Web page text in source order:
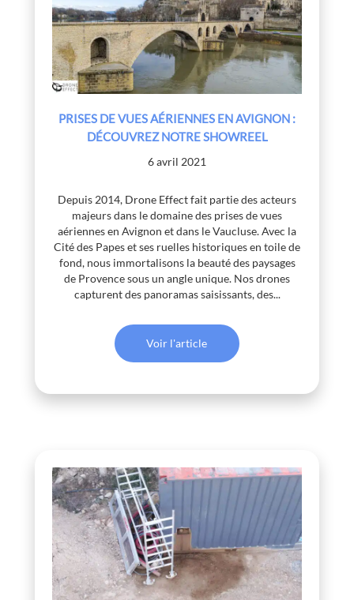
PRISES DE VUES AÉRIENNES EN AVIGNON :
DÉCOUVREZ NOTRE SHOWREEL
6 avril 2021
Depuis 2014, Drone Effect fait partie des acteurs
majeurs dans le domaine des prises de vues
aériennes en Avignon et dans le Vaucluse. Avec la
Cité des Papes et ses ruelles historiques en toile de
fond, nous immortalisons la beauté des paysages
de Provence sous un angle unique. Nos drones
capturent des panoramas saisissants, des...
Voir l'article